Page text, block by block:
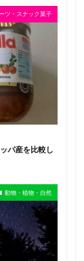
ツ・スナック菓子
パ産を比較し
動物・植物・自然